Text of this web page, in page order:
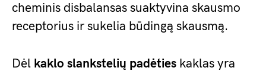
cheminis disbalansas suaktyvina skausmo
receptorius ir sukelia būdingą skausmą.
Dėl kaklo slankstelių padėties kaklas yra